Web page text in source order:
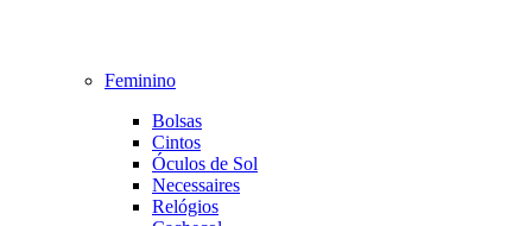
Feminino
Bolsas
Cintos
Óculos de Sol
Necessaires
Relógios